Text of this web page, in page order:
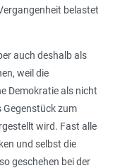
belastet
auch deshalb als
weil die
Demokratie als nicht
zum
wird. Fast alle
und selbst die
geschehen bei der